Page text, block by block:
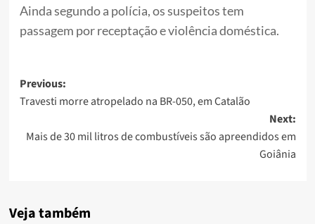
Ainda segundo a polícia, os suspeitos tem
passagem por receptação e violência doméstica.
Post
navigation
Previous:
Travesti morre atropelado na BR-050, em Catalão
Next:
Mais de 30 mil litros de combustíveis são apreendidos em
Goiânia
Veja também